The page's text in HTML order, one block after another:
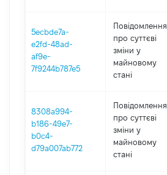
5ecbde7a-
e2fd-48ad-
af9e-
7f9244b787e5
Повідомлення
про суттєві
зміни y
майновому
стані
8308a994-
b186-49e7-
b0c4-
d79a007ab772
Повідомлення
про суттєві
зміни y
майновому
стані